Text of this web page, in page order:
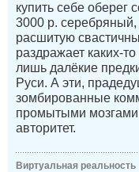
купить себе оберег
3000 р. серебряный,
расшитую
раздражает каких-
лишь далёкие
Руси. А эти,
зомбированные
промытыми
авторитет.
Виртуальная реальность